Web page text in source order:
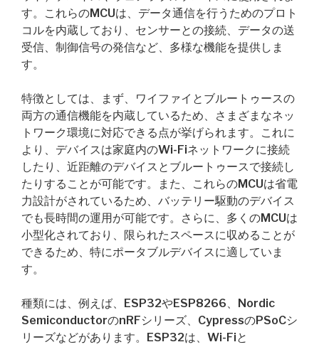
す。これらのMCUは、データ通信を行うためのプロト
コルを内蔵しており、センサーとの接続、データの送
受信、制御信号の発信など、多様な機能を提供しま
す。
特徴としては、まず、ワイファイとブルートゥースの
両方の通信機能を内蔵しているため、さまざまなネッ
トワーク環境に対応できる点が挙げられます。これに
より、デバイスは家庭内のWi-Fiネットワークに接続
したり、近距離のデバイスとブルートゥースで接続し
たりすることが可能です。また、これらのMCUは省電
力設計がされているため、バッテリー駆動のデバイス
でも長時間の運用が可能です。さらに、多くのMCUは
小型化されており、限られたスペースに収めることが
できるため、特にポータブルデバイスに適していま
す。
種類には、例えば、ESP32やESP8266、Nordic
SemiconductorのnRFシリーズ、CypressのPSoCシ
リーズなどがあります。ESP32は、Wi-Fiと